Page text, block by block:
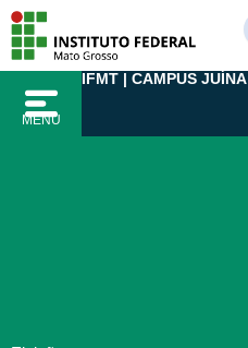
para
conteúdo
MENU
IFMT | CAMPUS JUÍNA